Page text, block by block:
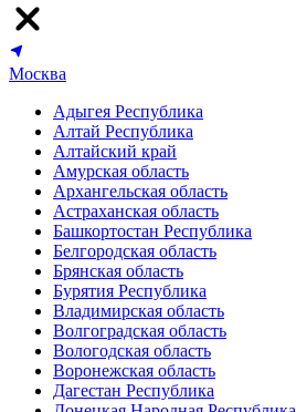
Москва
Адыгея Республика
Алтай Республика
Алтайский край
Амурская область
Архангельская область
Астраханская область
Башкортостан Республика
Белгородская область
Брянская область
Бурятия Республика
Владимирская область
Волгоградская область
Вологодская область
Воронежская область
Дагестан Республика